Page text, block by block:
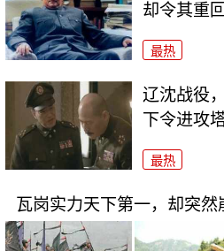
却令其重
最热
辽沈战役
下令进攻
最热
瓦岗实力天下第一，却突